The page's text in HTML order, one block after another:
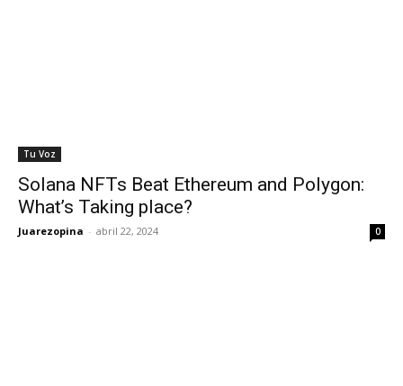
Tu Voz
Solana NFTs Beat Ethereum and Polygon:
What’s Taking place?
Juarezopina - abril 22, 2024 0